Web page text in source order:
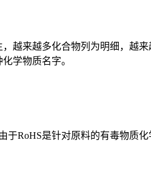
越来越多化合物列为明细，越
学物质名字。
RoHS是针对原料的有毒物质